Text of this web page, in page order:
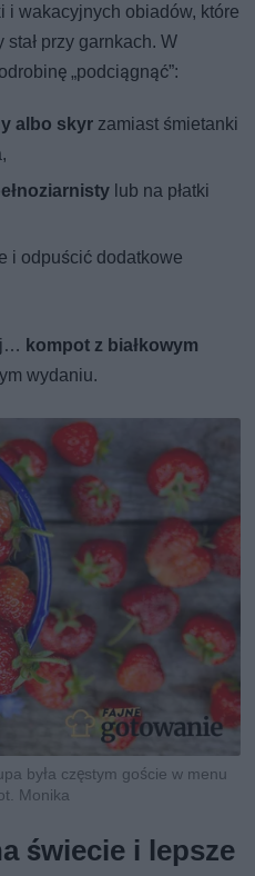
i wakacyjnych obiadów, które
stał przy garnkach. W
„podciągnąć”:
albo skyr zamiast śmietanki
lub na płatki
i odpuścić dodatkowe
kompot z białkowym
wydaniu.
była częstym goście w menu
Monika
świecie i lepsze